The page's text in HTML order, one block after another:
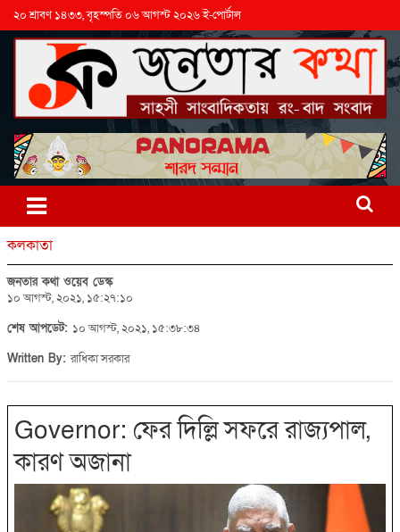
২০ শ্রাবণ ১৪৩৩, বৃহস্পতি ০৬ আগস্ট ২০২৬ ই-পোর্টাল
কলকাতা
জনতার কথা ওয়েব ডেস্ক
১০ আগস্ট, ২০২১, ১৫:২৭:১০
শেষ আপডেট: ১০ আগস্ট, ২০২১, ১৫:৩৮:৩৪
Written By:রাধিকা সরকার
Governor: ফের দিল্লি সফরে রাজ্যপাল,
কারণ অজানা